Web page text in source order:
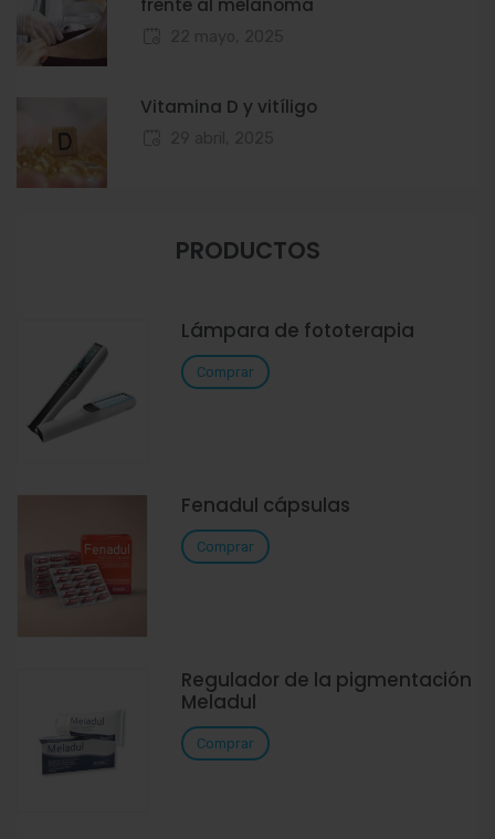
frente al melanoma
Vitamina D y vitíligo
PRODUCTOS
Lámpara de fototerapia
Comprar
Fenadul cápsulas
Comprar
Regulador de la pigmentación
Meladul
Comprar